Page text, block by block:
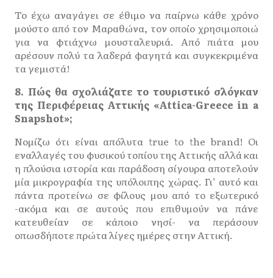
Το έχω αναγάγει σε έθιμο να παίρνω κάθε χρόνο
μούστο από τον Μαραθώνα, τον οποίο χρησιμοποιώ
για να φτιάχνω μουσταλευριά. Από πιάτα μου
αρέσουν πολύ τα λαδερά φαγητά και συγκεκριμένα
τα γεμιστά!
8. Πώς θα σχολιάζατε το τουριστικό σλόγκαν
της Περιφέρειας Αττικής «Attica-Greece in a
Snapshot»;
Νομίζω ότι είναι απόλυτα true to the brand! Οι
εναλλαγές του φυσικού τοπίου της Αττικής αλλά και
η πλούσια ιστορία και παράδοση σίγουρα αποτελούν
μία μικρογραφία της υπόλοιπης χώρας. Γι’ αυτό και
πάντα προτείνω σε φίλους μου από το εξωτερικό
-ακόμα και σε αυτούς που επιθυμούν να πάνε
κατευθείαν σε κάποιο νησί- να περάσουν
οπωσδήποτε πρώτα λίγες ημέρες στην Αττική.